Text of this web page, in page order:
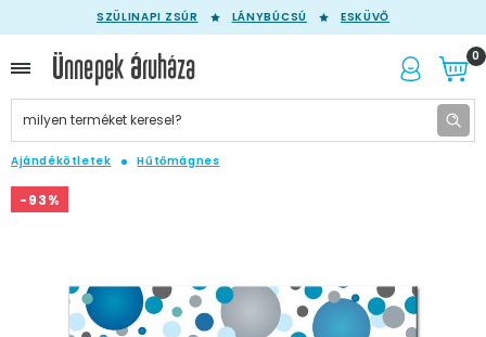
SZÜLINAPI ZSÚR LÁNYBÚCSÚ ESKÜVŐ
0
Ajándékötletek Hűtőmágnes
-93%